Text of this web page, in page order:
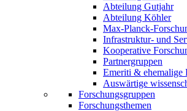
Abteilung Gutjahr
Abteilung Köhler
Max-Planck-
Infrastruktur- und
Kooperative
Partnergruppen
Emeriti & ehemalige
Auswärtige
Forschungsgruppen
Forschungsthemen